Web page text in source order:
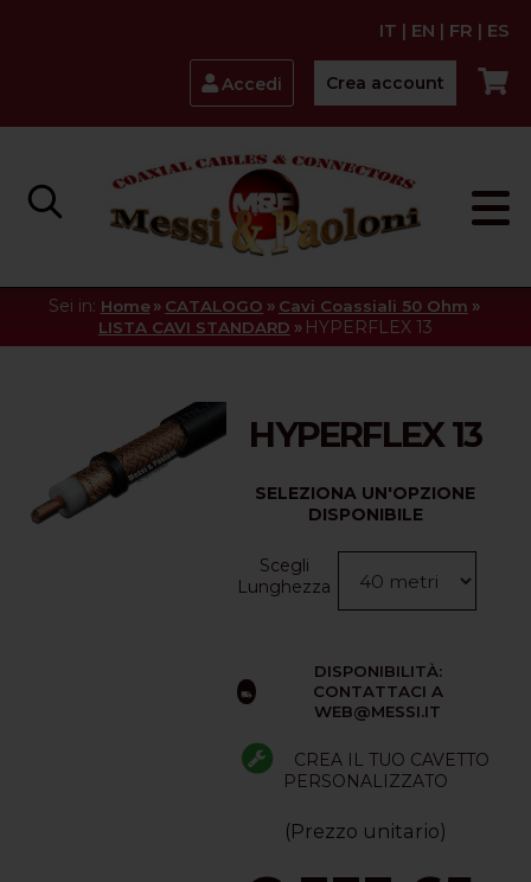
IT | EN | FR | ES
Accedi Crea account
Sei in: Home » CATALOGO » Cavi Coassiali 50 Ohm »
LISTA CAVI STANDARD » HYPERFLEX 13
HYPERFLEX 13
SELEZIONA UN'OPZIONE
DISPONIBILE
Scegli
Lunghezza
DISPONIBILITÀ:
CONTATTACI A
WEB@MESSI.IT
CREA IL TUO CAVETTO
PERSONALIZZATO
(Prezzo unitario)